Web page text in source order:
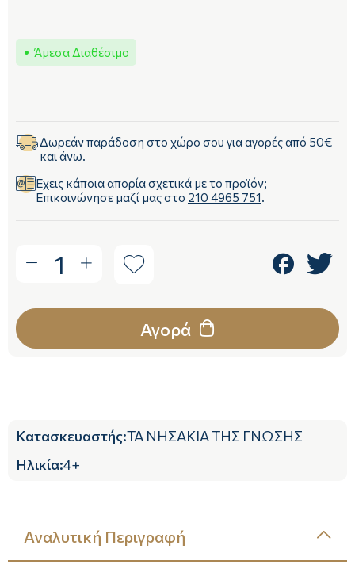
Άμεσα Διαθέσιμο
Δωρεάν παράδοση στο χώρο σου για αγορές από 50€
και άνω.
Έχεις κάποια απορία σχετικά με το προϊόν;
Επικοινώνησε μαζί μας στο 210 4965 751.
1
Αγορά
Κατασκευαστής:ΤΑ ΝΗΣΑΚΙΑ ΤΗΣ ΓΝΩΣΗΣ
Ηλικία:4+
Αναλυτική Περιγραφή